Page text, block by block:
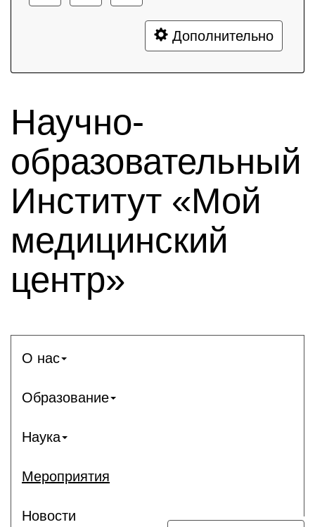
Дополнительно
Научно-
образовательный
Институт «Мой
медицинский
центр»
О нас
Образование
Наука
Мероприятия
Новости